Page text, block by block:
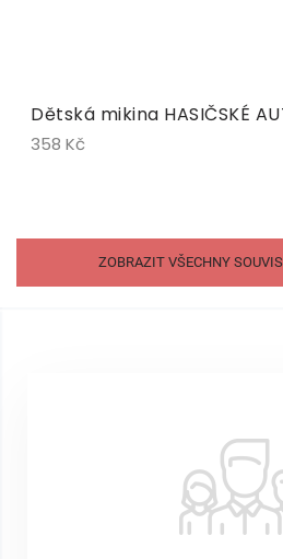
Dětská mikina HASIČSKÉ
358 Kč
ZOBRAZIT VŠECHNY